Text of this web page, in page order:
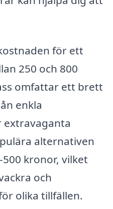
för ett
250 och 800
omfattar ett brett
enkla
extravaganta
alternativen
kronor, vilket
och
olika tillfällen.